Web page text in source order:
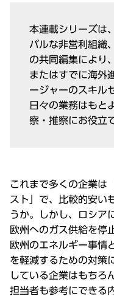
本連載シリーズは
バルな⾮営利組織
の共同編集により
またはすでに海外
ージャーのスキル
⽇々の業務はもと
察・推察にお役⽴
これまで多くの企業は
スト」で、⽐較的安い
うか。しかし、ロシア
欧州へのガス供給を停
欧州のエネルギー事情
を軽減するための対策
している企業はもちろ
担当者も参考にできる